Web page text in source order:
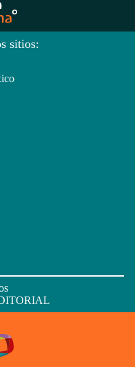
sitios: